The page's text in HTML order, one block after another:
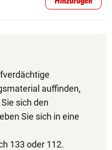
auffinden,
sich den
Sie sich in eine
133 oder 112.